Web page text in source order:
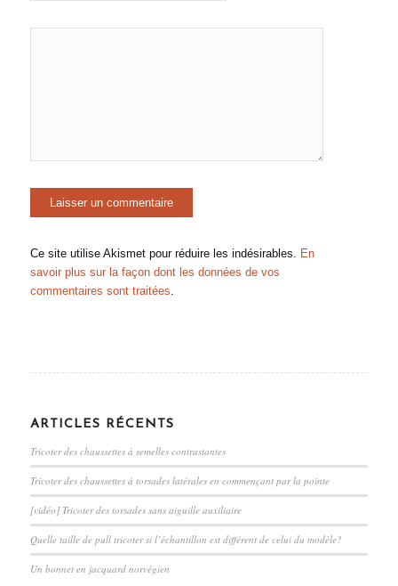
Ce site utilise Akismet pour réduire les indésirables. En
savoir plus sur la façon dont les données de vos
commentaires sont traitées.
ARTICLES RÉCENTS
Tricoter des chaussettes à semelles contrastantes
Tricoter des chaussettes à torsades latérales en commençant par la pointe
[vidéo] Tricoter des torsades sans aiguille auxiliaire
Quelle taille de pull tricoter si l’échantillon est différent de celui du modèle?
Un bonnet en jacquard norvégien